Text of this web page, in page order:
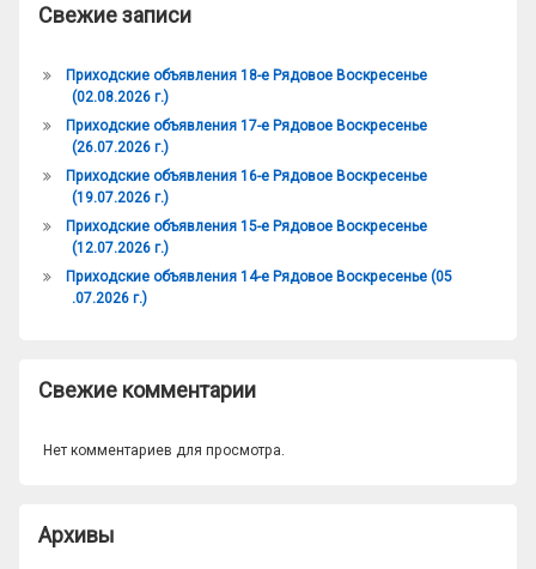
Свежие записи
Приходские объявления 18-е Рядовое Воскресенье
(02.08.2026 г.)
Приходские объявления 17-е Рядовое Воскресенье
(26.07.2026 г.)
Приходские объявления 16-е Рядовое Воскресенье
(19.07.2026 г.)
Приходские объявления 15-е Рядовое Воскресенье
(12.07.2026 г.)
Приходские объявления 14-е Рядовое Воскресенье (05
.07.2026 г.)
Свежие комментарии
Нет комментариев для просмотра.
Архивы